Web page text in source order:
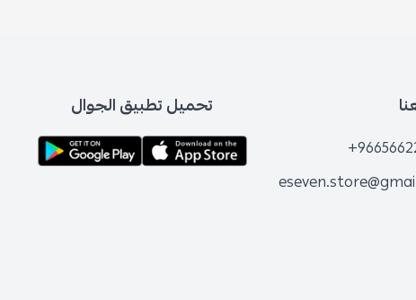
تحميل تطبيق الجوال